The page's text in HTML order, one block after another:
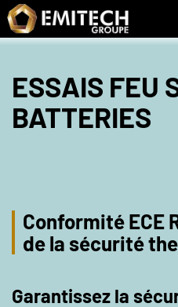
Panneau de gestion des
ESSAIS FEU
BATTERIES
Conformité ECE
de la sécurité
Garantissez la